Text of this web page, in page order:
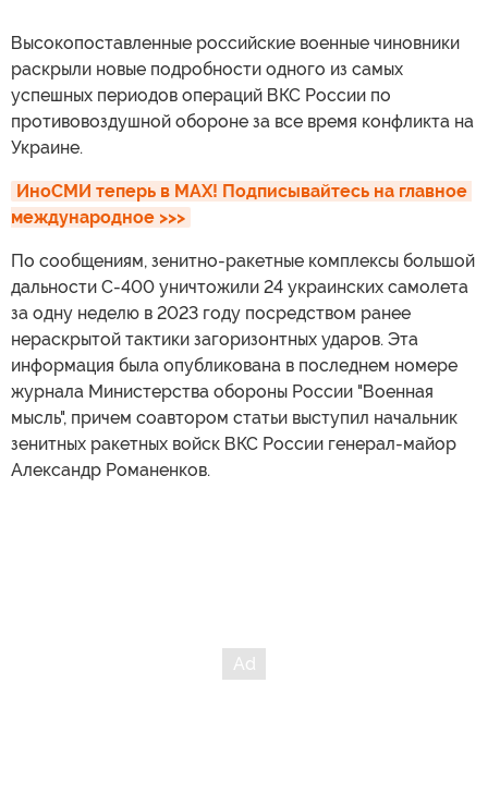
Высокопоставленные российские военные чиновники
раскрыли новые подробности одного из самых
успешных периодов операций ВКС России по
противовоздушной обороне за все время конфликта на
Украине.
ИноСМИ теперь в MAX! Подписывайтесь на главное
международное >>>
По сообщениям, зенитно-ракетные комплексы большой
дальности С-400 уничтожили 24 украинских самолета
за одну неделю в 2023 году посредством ранее
нераскрытой тактики загоризонтных ударов. Эта
информация была опубликована в последнем номере
журнала Министерства обороны России "Военная
мысль", причем соавтором статьи выступил начальник
зенитных ракетных войск ВКС России генерал-майор
Александр Романенков.